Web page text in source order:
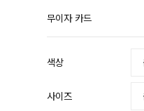
무이자 카드
색상
사이즈